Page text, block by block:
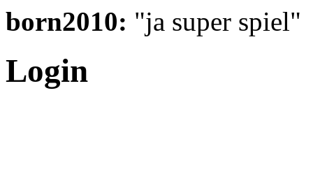
born2010: "ja super spiel"
Login